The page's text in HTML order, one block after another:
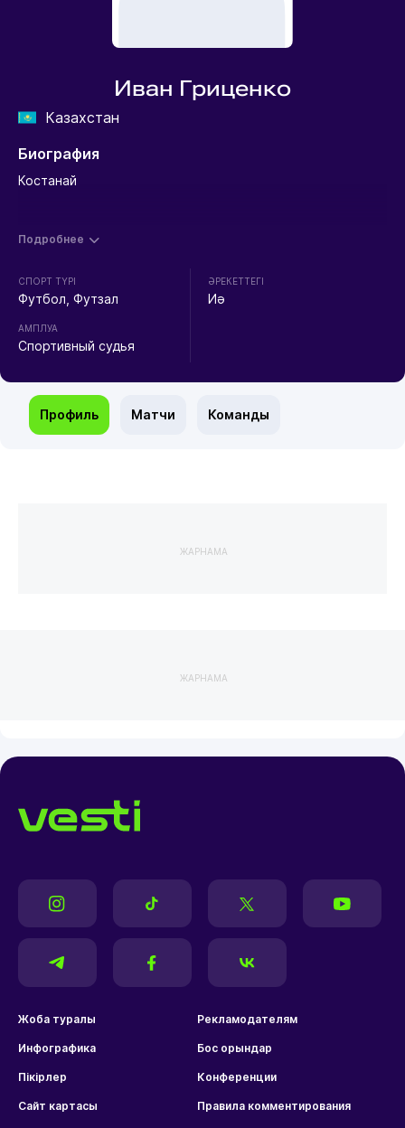
Иван Гриценко
Казахстан
Биография
Костанай
Подробнее
СПОРТ ТҮРІ
Футбол, Футзал
АМПЛУА
Спортивный судья
ӘРЕКЕТТЕГІ
Иә
Профиль Матчи Команды
ЖАРНАМА
ЖАРНАМА
Жоба туралы Рекламодателям
Инфографика Бос орындар
Пікірлер Конференции
Сайт картасы Правила комментирования